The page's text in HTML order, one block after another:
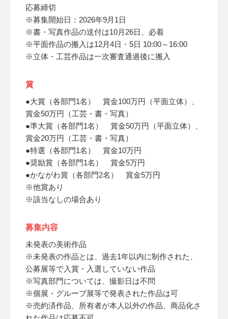
応募締切
※募集開始日：2026年9月1日
※書・写真作品の送付は10月26日、必着
※平面作品の搬入は12月4日・5日 10:00～16:00
※立体・工芸作品は一次審査通過後に搬入
賞
●大賞（各部門1名） 賞金100万円（平面立体）、
賞金50万円（工芸・書・写真）
●準大賞（各部門1名） 賞金50万円（平面立体）、
賞金20万円（工芸・書・写真）
●特選（各部門1名） 賞金10万円
●奨励賞（各部門1名） 賞金5万円
●かながわ賞（各部門2名） 賞金5万円
※他賞あり
※該当なしの場合あり
募集内容
未発表の美術作品
※未発表の作品とは、過去1年以内に制作された、
公募展等で入賞・入選していない作品
※写真部門については、撮影日は不問
※個展・グループ展等で発表された作品は可
※売約済作品、所有者が本人以外の作品、商品化さ